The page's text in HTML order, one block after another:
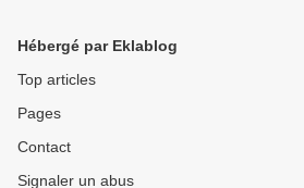
Hébergé par Eklablog
Top articles
Pages
Contact
Signaler un abus